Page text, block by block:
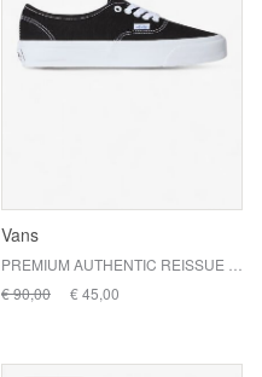
Vans
€ 90,00
€ 45,00